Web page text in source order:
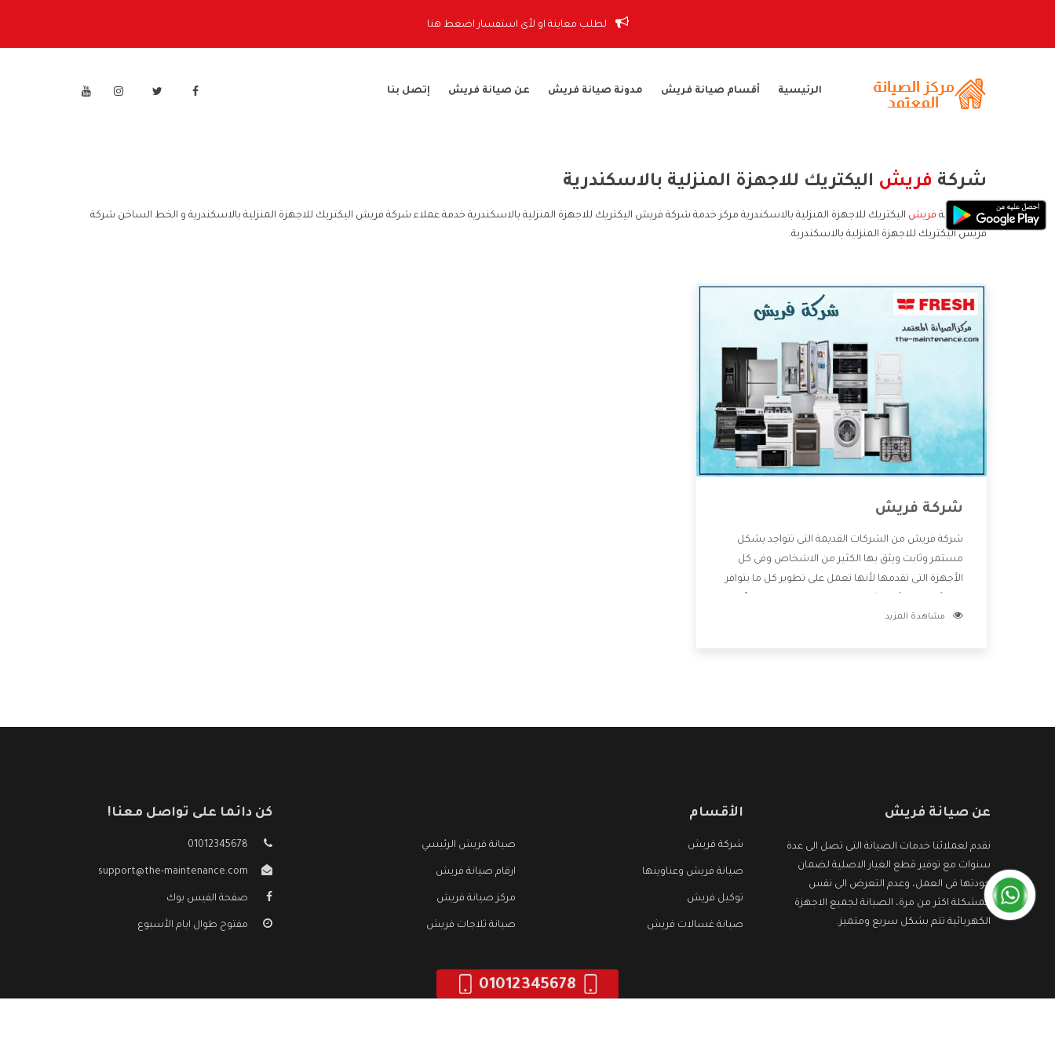
لطلب معاينة او لأى استفسار اضغط هنا
الرئيسية أقسام صيانة فريش مدونة صيانة فريش عن صيانة فريش إتصل بنا
شركة فريش اليكتريك للاجهزة المنزلية بالاسكندرية
ارقام شركة فريش اليكتريك للاجهزة المنزلية بالاسكندرية مركز خدمة شركة فريش اليكتريك للاجهزة المنزلية بالاسكندرية خدمة عملاء شركة فريش اليكتريك للاجهزة المنزلية بالاسكندرية و الخط الساخن شركة
فريش اليكتريك للاجهزة المنزلية بالاسكندرية.
شركة فريش
شركة فريش من الشركات القديمة التى تتواجد بشكل
مستمر وثابت ويثق بها الكثير من الاشخاص وفى كل
الأجهزة التى تقدمها لأنها تعمل على تطوير كل ما يتوافر
خدمات ما بعد البيع مع المنتجات وتقدم للعملاء أقوى
مشاهدة المزيد
عن صيانة فريش
نقدم لعملائنا خدمات الصيانة التى تصل الى عدة
سنوات مع توفير قطع الغيار الاصلية لضمان
جودتها فى العمل، وعدم التعرض الى نفس
المشكلة اكثر من مرة، الصيانة لجميع الاجهزة
الكهربائية تتم بشكل سريع ومتميز.
الأقسام
شركة فريش صيانة فريش الرئيسي
صيانة فريش وعناوينها ارقام صيانة فريش
توكيل فريش مركز صيانة فريش
صيانة غسالات فريش صيانة ثلاجات فريش
كن دائما على تواصل معنا!
01012345678
support@the-maintenance.com
صفحة الفيس بوك
مفتوح طوال ايام الأسبوع
01012345678